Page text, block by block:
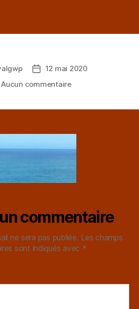
12 mai 2020
Aucun commentaire
commentaire
ne sera pas publiée. Les champs
sont indiqués avec *